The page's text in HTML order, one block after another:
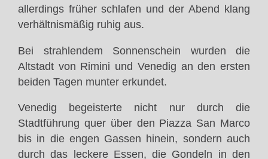
allerdings früher schlafen und der Abend klang
verhältnismäßig ruhig aus.
Bei strahlendem Sonnenschein wurden die
Altstadt von Rimini und Venedig an den ersten
beiden Tagen munter erkundet.
Venedig begeisterte nicht nur durch die
Stadtführung quer über den Piazza San Marco
bis in die engen Gassen hinein, sondern auch
durch das leckere Essen, die Gondeln in den